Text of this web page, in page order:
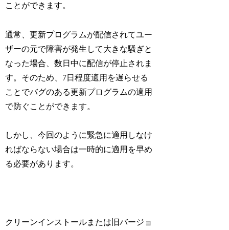
ことができます。
通常、更新プログラムが配信されてユー
ザーの元で障害が発生して大きな騒ぎと
なった場合、数日中に配信が停止されま
す。そのため、7日程度適用を遅らせる
ことでバグのある更新プログラムの適用
で防ぐことができます。
しかし、今回のように緊急に適用しなけ
ればならない場合は一時的に適用を早め
る必要があります。
クリーンインストールまたは旧バージョ